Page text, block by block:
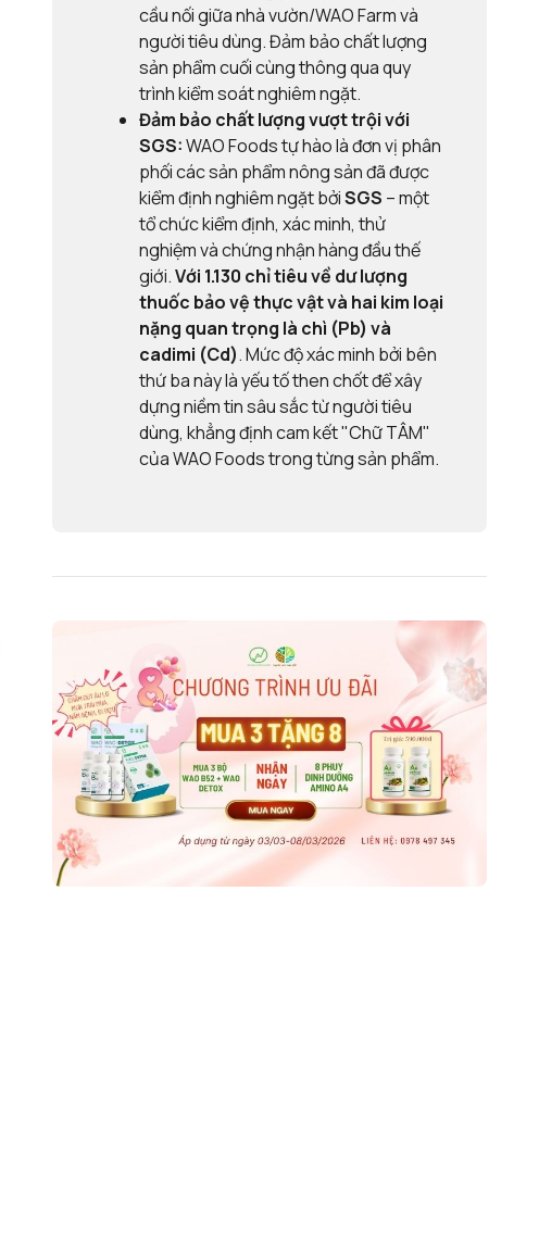
cầu nối giữa nhà vườn/WAO Farm và
người tiêu dùng. Đảm bảo chất lượng
sản phẩm cuối cùng thông qua quy
trình kiểm soát nghiêm ngặt.
Đảm bảo chất lượng vượt trội với
SGS:WAO Foods tự hào là đơn vị phân
phối các sản phẩm nông sản đã được
kiểm định nghiêm ngặt bởiSGS – một
tổ chức kiểm định, xác minh, thử
nghiệm và chứng nhận hàng đầu thế
giới.Với 1.130 chỉ tiêu về dư lượng
thuốc bảo vệ thực vật và hai kim loại
nặng quan trọng là chì (Pb) và
cadimi (Cd). Mức độ xác minh bởi bên
thứ ba này là yếu tố then chốt để xây
dựng niềm tin sâu sắc từ người tiêu
dùng, khẳng định cam kết "Chữ TÂM"
của WAO Foods trong từng sản phẩm.